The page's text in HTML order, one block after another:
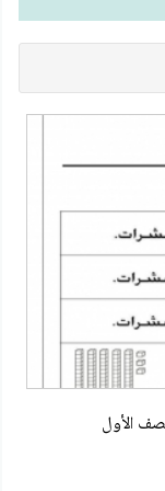
الأول